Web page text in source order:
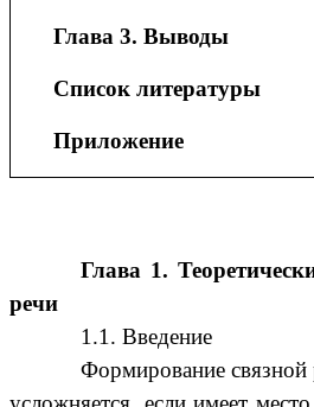
Глава 3. Выводы
Список литературы
Приложение
Глава 1.
1.1. Введение
Формирование связной